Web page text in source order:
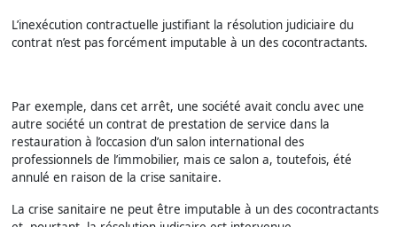
L’inexécution contractuelle justifiant la résolution judiciaire du
contrat n’est pas forcément imputable à un des cocontractants.
Par exemple, dans cet arrêt, une société avait conclu avec une
autre société un contrat de prestation de service dans la
restauration à l’occasion d’un salon international des
professionnels de l’immobilier, mais ce salon a, toutefois, été
annulé en raison de la crise sanitaire.
La crise sanitaire ne peut être imputable à un des cocontractants